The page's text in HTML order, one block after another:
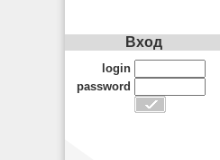
Вход
login
password